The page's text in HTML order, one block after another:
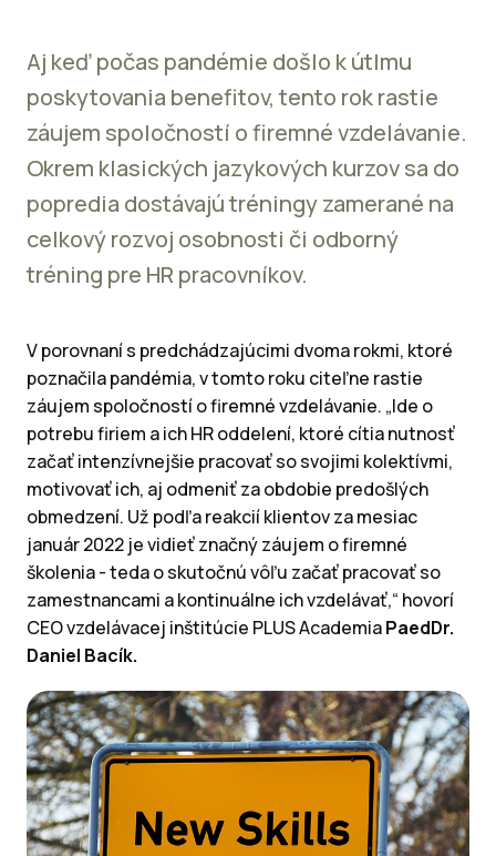
Aj keď počas pandémie došlo k útlmu
poskytovania benefitov, tento rok rastie
záujem spoločností o firemné vzdelávanie.
Okrem klasických jazykových kurzov sa do
popredia dostávajú tréningy zamerané na
celkový rozvoj osobnosti či odborný
tréning pre HR pracovníkov.
V porovnaní s predchádzajúcimi dvoma rokmi, ktoré
poznačila pandémia, v tomto roku citeľne rastie
záujem spoločností o firemné vzdelávanie. „Ide o
potrebu firiem a ich HR oddelení, ktoré cítia nutnosť
začať intenzívnejšie pracovať so svojimi kolektívmi,
motivovať ich, aj odmeniť za obdobie predošlých
obmedzení. Už podľa reakcií klientov za mesiac
január 2022 je vidieť značný záujem o firemné
školenia - teda o skutočnú vôľu začať pracovať so
zamestnancami a kontinuálne ich vzdelávať,“ hovorí
CEO vzdelávacej inštitúcie PLUS AcademiaPaedDr.
Daniel Bacík.